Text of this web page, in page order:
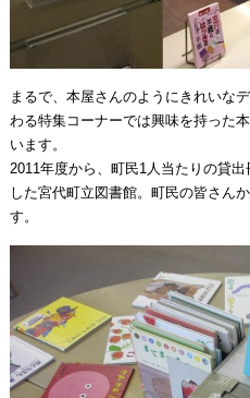
まるで、本屋さんのようにきれいな
わる特集コーナーでは興味を持った
います。
2011年度から、町民1人当たりの貸
した宮代町立図書館。町民の皆さん
す。